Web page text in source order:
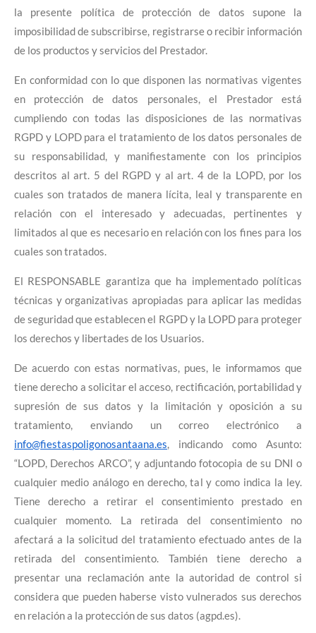
la presente política de protección de datos supone la
imposibilidad de subscribirse, registrarse o recibir información
de los productos y servicios del Prestador.
En conformidad con lo que disponen las normativas vigentes
en protección de datos personales, el Prestador está
cumpliendo con todas las disposiciones de las normativas
RGPD y LOPD para el tratamiento de los datos personales de
su responsabilidad, y manifiestamente con los principios
descritos al art. 5 del RGPD y al art. 4 de la LOPD, por los
cuales son tratados de manera lícita, leal y transparente en
relación con el interesado y adecuadas, pertinentes y
limitados al que es necesario en relación con los fines para los
cuales son tratados.
El RESPONSABLE garantiza que ha implementado políticas
técnicas y organizativas apropiadas para aplicar las medidas
de seguridad que establecen el RGPD y la LOPD para proteger
los derechos y libertades de los Usuarios.
De acuerdo con estas normativas, pues, le informamos que
tiene derecho a solicitar el acceso, rectificación, portabilidad y
supresión de sus datos y la limitación y oposición a su
tratamiento, enviando un correo electrónico a
info@fiestaspoligonosantaana.es, indicando como Asunto:
“LOPD, Derechos ARCO”, y adjuntando fotocopia de su DNI o
cualquier medio análogo en derecho, tal y como indica la ley.
Tiene derecho a retirar el consentimiento prestado en
cualquier momento. La retirada del consentimiento no
afectará a la solicitud del tratamiento efectuado antes de la
retirada del consentimiento. También tiene derecho a
presentar una reclamación ante la autoridad de control si
considera que pueden haberse visto vulnerados sus derechos
en relación a la protección de sus datos (agpd.es).